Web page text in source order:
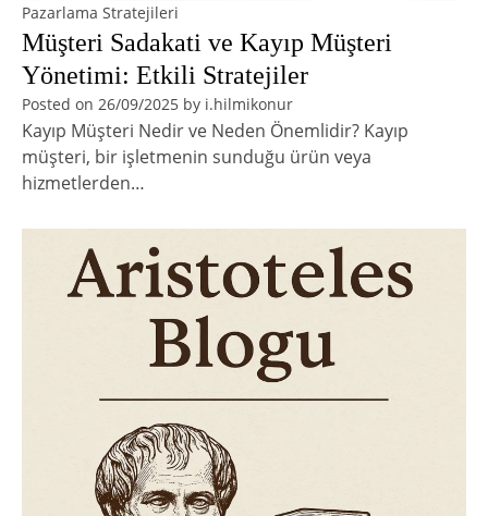
Pazarlama Stratejileri
Müşteri Sadakati ve Kayıp Müşteri
Yönetimi: Etkili Stratejiler
Posted on 26/09/2025 by i.hilmikonur
Kayıp Müşteri Nedir ve Neden Önemlidir? Kayıp
müşteri, bir işletmenin sunduğu ürün veya
hizmetlerden…